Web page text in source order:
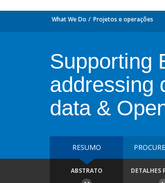
What We Do Projetos e operações
Supporting
addressing
data &
RESUMO
ABSTRATO DETALHES